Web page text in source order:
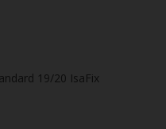
19/20 IsaFix